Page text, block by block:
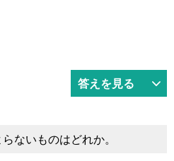
答えを見る
ないものはどれか。